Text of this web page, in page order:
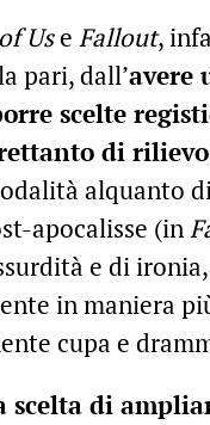
Use Fallout,
pari, dall’avere
scelte
di rilievo
alquanto
apocalisse (in
e di
in maniera
cupa e
scelta di